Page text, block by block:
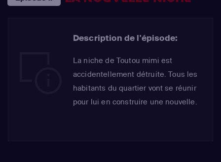
Description de l'épisode:
La niche de Toutou mimi est
accidentellement détruite. Tous les
habitants du quartier vont se réunir
pour lui en construire une nouvelle.